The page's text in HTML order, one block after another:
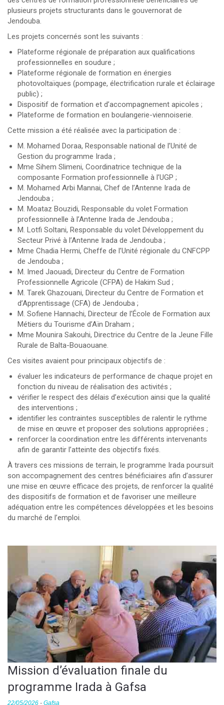
plusieurs projets structurants dans le gouvernorat de
Jendouba.
Les projets concernés sont les suivants :
Plateforme régionale de préparation aux qualifications
professionnelles en soudure ;
Plateforme régionale de formation en énergies
photovoltaïques (pompage, électrification rurale et éclairage
public) ;
Dispositif de formation et d’accompagnement apicoles ;
Plateforme de formation en boulangerie-viennoiserie.
Cette mission a été réalisée avec la participation de :
M. Mohamed Doraa, Responsable national de l’Unité de
Gestion du programme Irada ;
Mme Sihem Slimeni, Coordinatrice technique de la
composante Formation professionnelle à l’UGP ;
M. Mohamed Arbi Mannai, Chef de l’Antenne Irada de
Jendouba ;
M. Moataz Bouzidi, Responsable du volet Formation
professionnelle à l’Antenne Irada de Jendouba ;
M. Lotfi Soltani, Responsable du volet Développement du
Secteur Privé à l’Antenne Irada de Jendouba ;
Mme Chadia Hermi, Cheffe de l’Unité régionale du CNFCPP
de Jendouba ;
M. Imed Jaouadi, Directeur du Centre de Formation
Professionnelle Agricole (CFPA) de Hakim Sud ;
M. Tarek Ghazouani, Directeur du Centre de Formation et
d’Apprentissage (CFA) de Jendouba ;
M. Sofiene Hannachi, Directeur de l’École de Formation aux
Métiers du Tourisme d’Aïn Draham ;
Mme Mounira Sakouhi, Directrice du Centre de la Jeune Fille
Rurale de Balta-Bouaouane.
Ces visites avaient pour principaux objectifs de :
évaluer les indicateurs de performance de chaque projet en
fonction du niveau de réalisation des activités ;
vérifier le respect des délais d’exécution ainsi que la qualité
des interventions ;
identifier les contraintes susceptibles de ralentir le rythme
de mise en œuvre et proposer des solutions appropriées ;
renforcer la coordination entre les différents intervenants
afin de garantir l’atteinte des objectifs fixés.
À travers ces missions de terrain, le programme Irada poursuit
son accompagnement des centres bénéficiaires afin d’assurer
une mise en œuvre efficace des projets, de renforcer la qualité
des dispositifs de formation et de favoriser une meilleure
adéquation entre les compétences développées et les besoins
du marché de l’emploi.
Mission d’évaluation finale du
programme Irada à Gafsa
22/05/2026 - Gafsa